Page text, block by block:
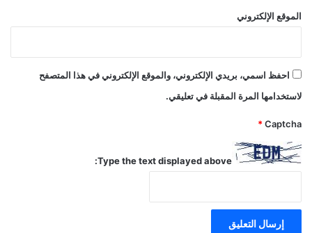
الموقع الإلكتروني
احفظ اسمي، بريدي الإلكتروني، والموقع الإلكتروني في هذا المتصفح
لاستخدامها المرة المقبلة في تعليقي.
Captcha
*
Type the text displayed above: